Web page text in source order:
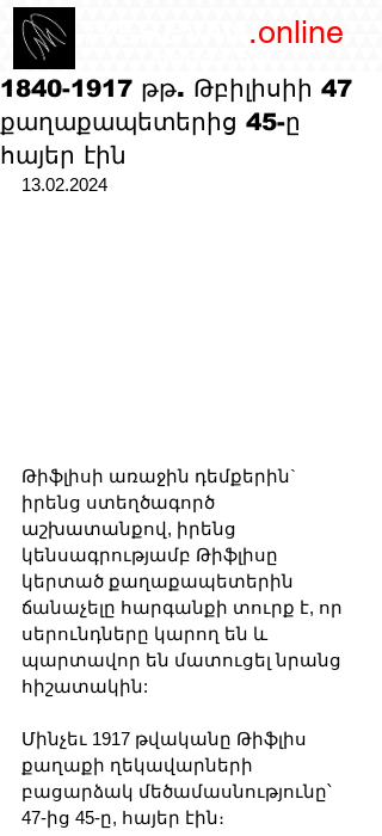
.online
1840-1917 թթ. Թբիլիսիի 47
քաղաքապետերից 45-ը
հայեր էին
13.02.2024
Թիֆլիսի առաջին դեմքերին`
իրենց ստեղծագործ
աշխատանքով, իրենց
կենսագրությամբ Թիֆլիսը
կերտած քաղաքապետերին
ճանաչելը հարգանքի տուրք է, որ
սերունդները կարող են և
պարտավոր են մատուցել նրանց
հիշատակին:
Մինչեւ 1917 թվականը Թիֆլիս
քաղաքի ղեկավարների
բացարձակ մեծամասնությունը՝
47-ից 45-ը, հայեր էին։